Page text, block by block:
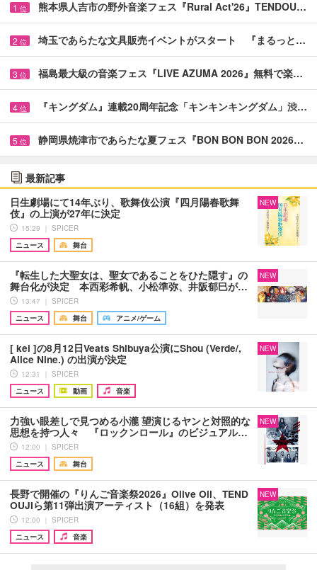
1 位 熊本県人吉市の野外音楽フェス『Rural Act'26』TENDOU…
2 位 埼玉であらたな文具販売イベントがスタート 『まるっと…
3 位 福島最大級の音楽フェス『LIVE AZUMA 2026』無料で楽…
4 位 『キングダム』連載20周年記念「キンキンキングダム」渋…
5 位 静岡県焼津市であらたな夏フェス『BON BON BON 2026…
最新記事
日生劇場にて14年ぶり、歌舞伎公演『四月陽春歌舞
伎』の上演が27年に決定
15:29 ｜ SPICER
ニュース
舞台
NEW
『転生した大聖女は、聖女であることをひた隠す』の
舞台化が決定 本西彩希帆、小松準弥、井阪郁巳が…
13:47 ｜ SPICER
ニュース
舞台 アニメ/ゲーム
NEW
[ kei ]の8月12日Veats Shibuya公演にShou (Verde/,
Alice Nine.) の出演が決定
12:31 ｜ SPICER
ニュース
動画 音楽
NEW
力強い眼差しで見つめる小瀧 望演じるヤンと対照的な
思想を持つ人々 『ロックンロール』のビジュアル…
12:00 ｜ SPICER
ニュース
舞台
NEW
長野で開催の『りんご音楽祭2026』Olive Oil、TEND
OUJIら第11弾出演アーティスト（16組）を発表
12:00 ｜ SPICER
ニュース
音楽
NEW